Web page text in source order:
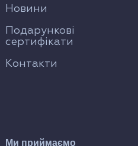
Новини
Подарункові
сертифікати
Контакти
Ми приймаємо